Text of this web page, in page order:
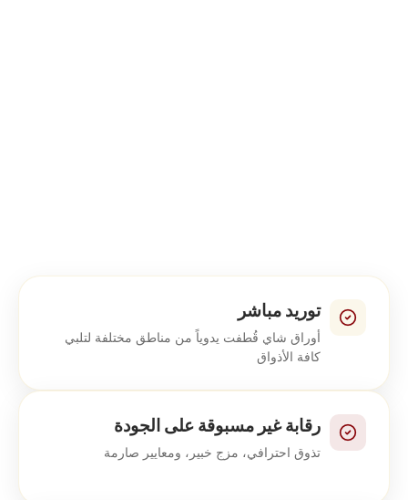
توريد مباشر
أوراق شاي قُطفت يدوياً من مناطق مختلفة لتلبي
رقابة غير مسبوقة على الجودة
تذوق احترافي، مزج خبير، ومعايير صارمة